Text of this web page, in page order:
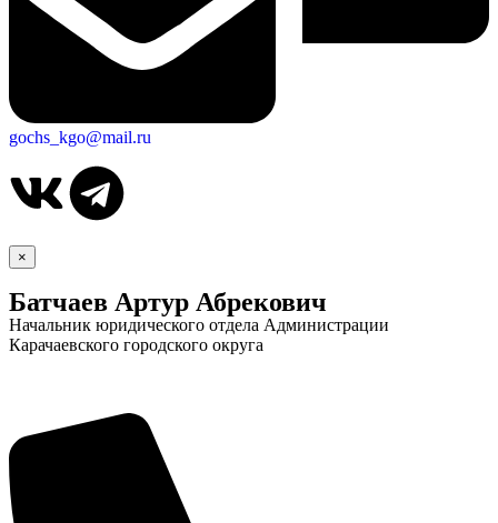
gochs_kgo@mail.ru
×
Батчаев Артур Абрекович
Начальник юридического отдела Администрации
Карачаевского городского округа